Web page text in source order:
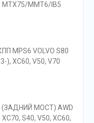
MMT6/IB5
MPS6 VOLVO S80
), XC60, V50, V70
МОСТ) AWD
S40, V50, XC60,